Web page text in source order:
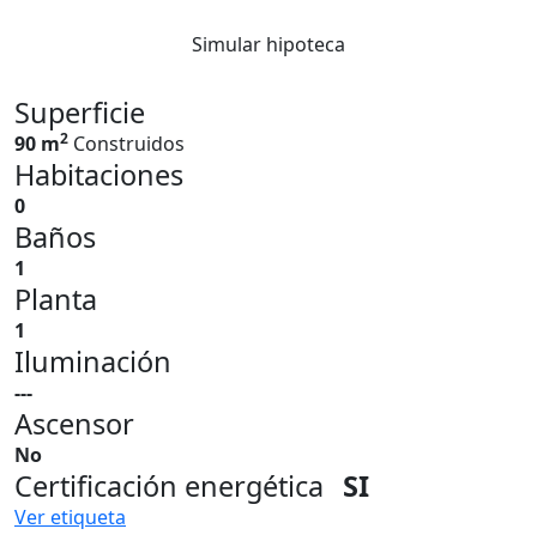
Simular hipoteca
Superficie
90 m2 Construidos
Habitaciones
0
Baños
1
Planta
1
Iluminación
---
Ascensor
No
Certificación energética SI
Ver etiqueta